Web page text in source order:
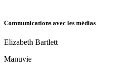
Communications avec les médias
Elizabeth